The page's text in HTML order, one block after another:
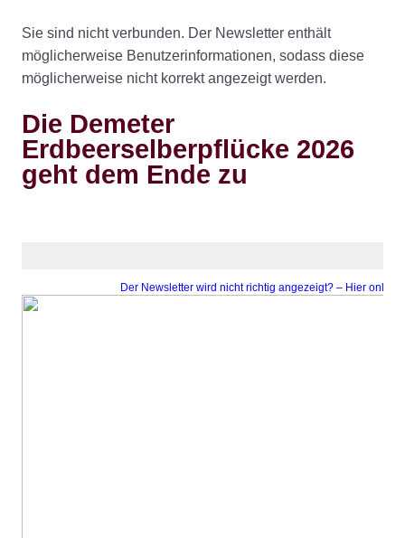
Sie sind nicht verbunden. Der Newsletter enthält
möglicherweise Benutzerinformationen, sodass diese
möglicherweise nicht korrekt angezeigt werden.
Die Demeter
Erdbeerselberpflücke 2026
geht dem Ende zu